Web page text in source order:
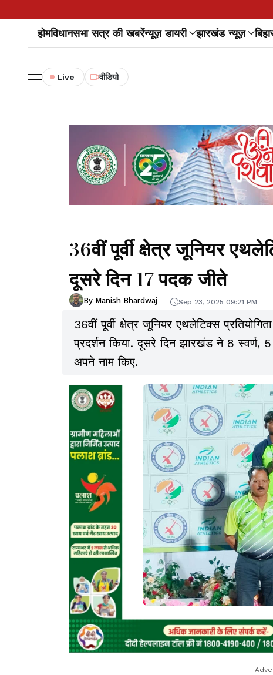
होमविधानसभा सत्र की खबरेंन्यूज़ डायरी झारखंड न्यूज़
Live वीडियो
36वीं पूर्वी क्षेत्र जूनियर
दूसरे दिन 17 पदक जीते
By Manish Bhardwaj Sep 23, 2025 09:21 PM
36वीं पूर्वी क्षेत्र जूनियर एथलेटिक्स
प्रदर्शन किया. दूसरे दिन झारखंड ने 8
अपने नाम किए.